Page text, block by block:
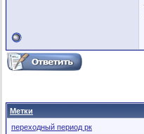
Метки
переходный период рк